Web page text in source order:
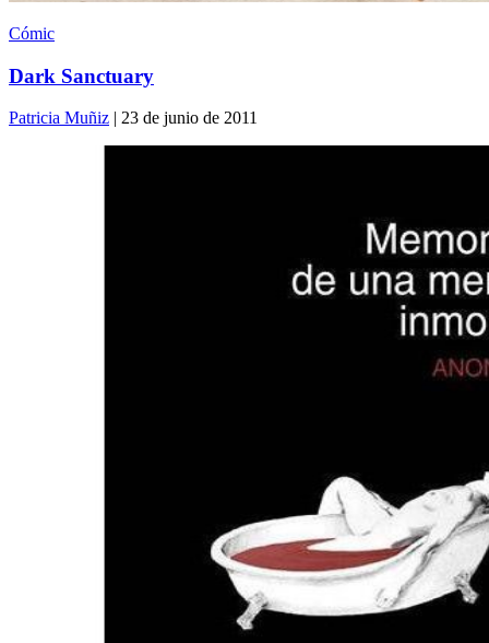
Cómic
Dark Sanctuary
Patricia Muñiz | 23 de junio de 2011